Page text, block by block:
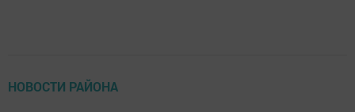
НОВОСТИ РАЙОНА